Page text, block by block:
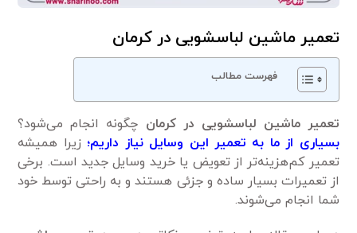
تعمیر ماشین لباسشویی در کرمان
فهرست مطالب
تعمیر ماشین لباسشویی در کرمان چگونه انجام می‌شود؟
بسیاری از ما به تعمیر این وسایل نیاز داریم؛ زیرا همیشه
تعمیر کم‌هزینه‌تر از تعویض یا خرید وسایل جدید است. برخی
از تعمیرات بسیار ساده و جزئی هستند و به راحتی توسط خود
شما انجام می‌شوند.